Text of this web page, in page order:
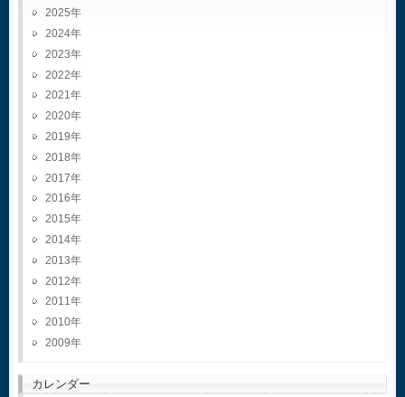
2025
2024
2023
2022
2021
2020
2019
2018
2017
2016
2015
2014
2013
2012
2011
2010
2009
カレンダー